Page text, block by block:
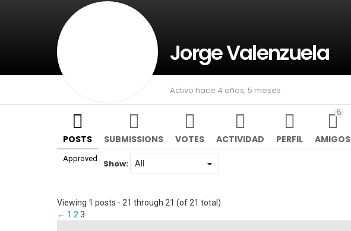
Jorge Valenzuela
Activo hace 4 años, 5 meses
POSTS SUBMISSIONS VOTES ACTIVIDAD PERFIL AMIGOS
5
Approved Show:
Viewing 1 posts - 21 through 21 (of 21 total)
← 1 23